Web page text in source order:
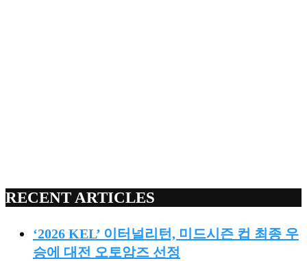
RECENT ARTICLES
‘2026 KEL’ 이터널리턴, 미드시즌 컵 최종 우
승에 대전 오토암즈 선정